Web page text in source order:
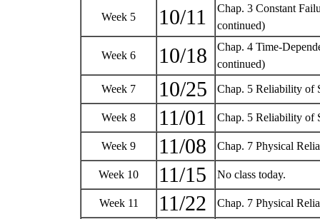
Week 5 10/11
Chap. 3 Constant
continued)
Week 6 10/18
Chap. 4 Time-
continued)
Week 7 10/25 Chap. 5 Reliability of
Week 8 11/01 Chap. 5 Reliability of
Week 9 11/08 Chap. 7 Physical
Week 10 11/15 No class today.
Week 11 11/22 Chap. 7 Physical